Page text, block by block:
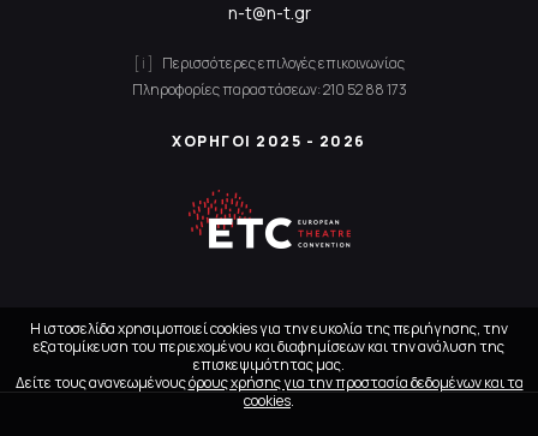
n-t@n-t.gr
Περισσότερες επιλογές επικοινωνίας
Πληροφορίες παραστάσεων:210 52 88 173
ΧΟΡΗΓΟΙ 2025 - 2026
Η ιστοσελίδα χρησιμοποιεί cookies για την ευκολία της περιήγησης, την
εξατομίκευση του περιεχομένου και διαφημίσεων και την ανάλυση της
επισκεψιμότητας μας.
Δείτε τους ανανεωμένουςόρους χρήσης για την προστασία δεδομένων και τα
cookies.